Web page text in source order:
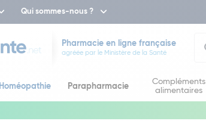
Qui sommes-nous ?
Pharmacie en ligne française
agréée par le Ministère de la Santé
Homéopathie Parapharmacie
Compléments
alimentaires